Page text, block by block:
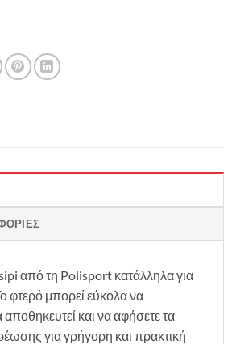
από τη Polisport κατάλληλα για
φτερό μπορεί εύκολα να
αποθηκευτεί και να αφήσετε τα
για γρήγορη και πρακτική